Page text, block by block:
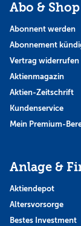
Abo & Shop
Abonnent werden
Abonnement
Vertrag widerrufen
Aktienmagazin
Aktien-Zeitschrift
Kundenservice
Mein Premium-
Anlage &
Aktiendepot
Altersvorsorge
Bestes Investment